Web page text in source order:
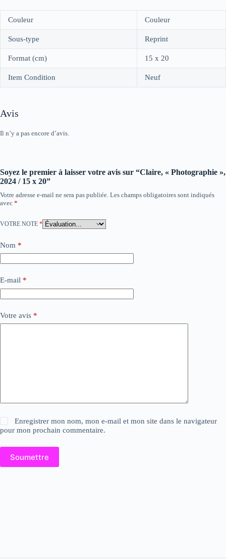
Couleur Couleur
Sous-type Reprint
Format (cm) 15 x 20
Item Condition Neuf
Avis
Il n’y a pas encore d’avis.
Soyez le premier à laisser votre avis sur “Claire, « Photographie »,
2024 / 15 x 20”
Votre adresse e-mail ne sera pas publiée. Les champs obligatoires sont indiqués
avec *
VOTRE NOTE *
Nom *
E-mail *
Votre avis *
Enregistrer mon nom, mon e-mail et mon site dans le navigateur
pour mon prochain commentaire.
Soumettre